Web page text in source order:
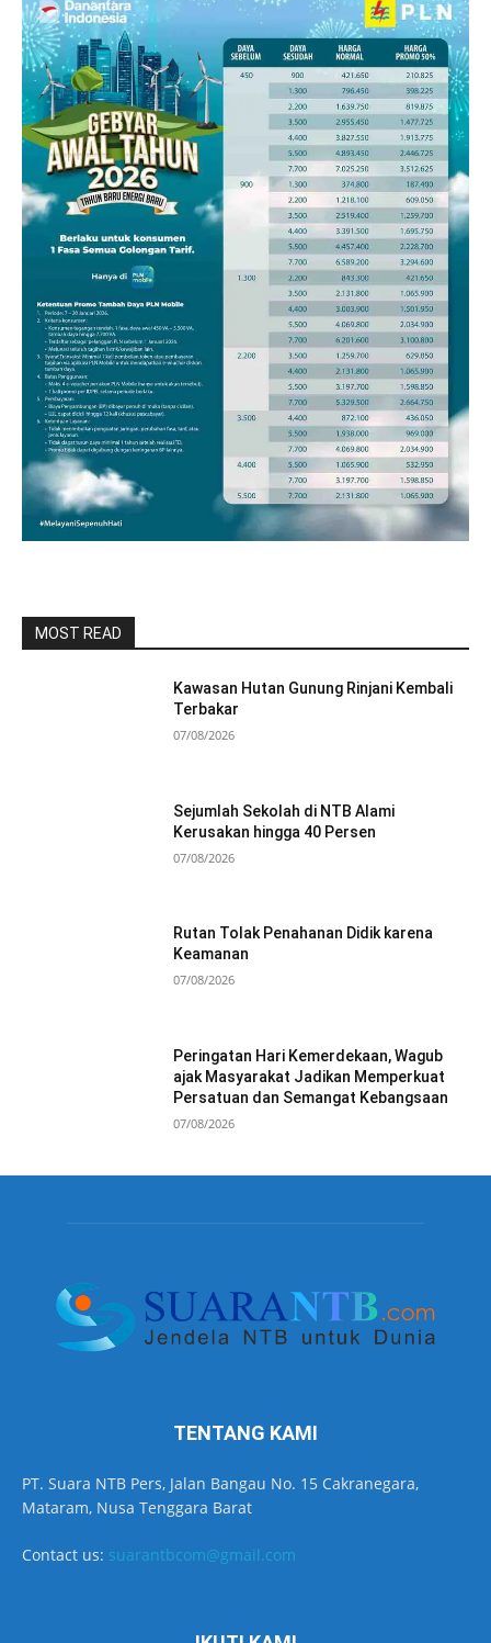
MOST READ
Kawasan Hutan Gunung Rinjani Kembali
Terbakar
07/08/2026
Sejumlah Sekolah di NTB Alami
Kerusakan hingga 40 Persen
07/08/2026
Rutan Tolak Penahanan Didik karena
Keamanan
07/08/2026
Peringatan Hari Kemerdekaan, Wagub
ajak Masyarakat Jadikan Memperkuat
Persatuan dan Semangat Kebangsaan
07/08/2026
TENTANG KAMI
PT. Suara NTB Pers, Jalan Bangau No. 15 Cakranegara,
Mataram, Nusa Tenggara Barat
Contact us: suarantbcom@gmail.com